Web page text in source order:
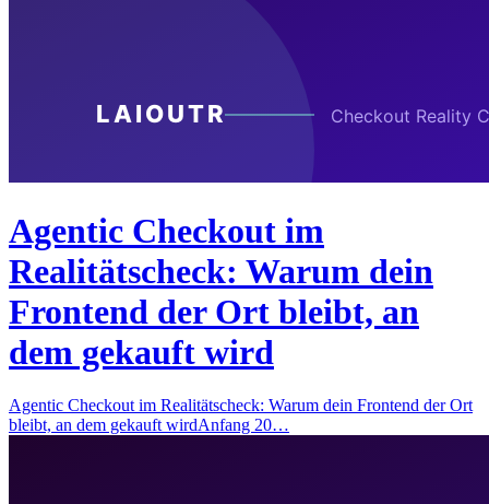
Agentic Checkout im
Realitätscheck: Warum dein
Frontend der Ort bleibt, an
dem gekauft wird
Agentic Checkout im Realitätscheck: Warum dein Frontend der Ort
bleibt, an dem gekauft wirdAnfang 20…